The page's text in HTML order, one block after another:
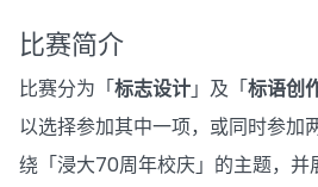
比赛简介
比赛分为「标志设计」及「标语创
以选择参加其中一项，或同时参加
绕「浸大70周年校庆」的主题，并